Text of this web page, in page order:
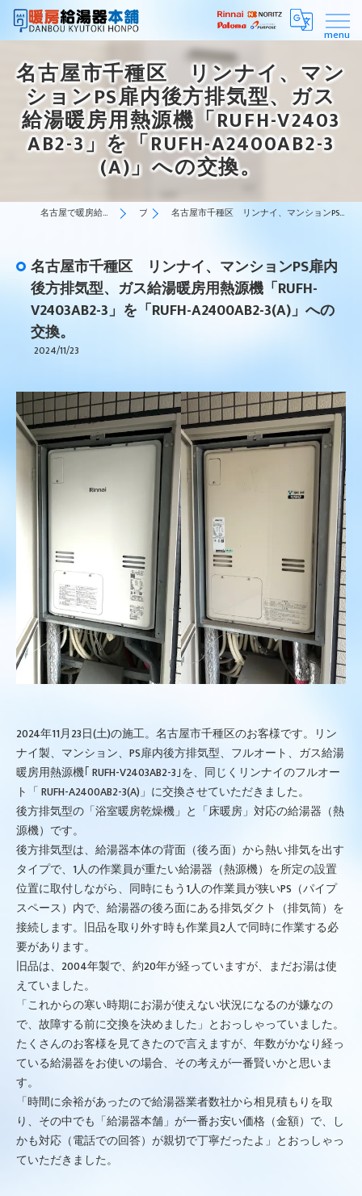
名古屋市千種区 リンナイ、マン
ションPS扉内後方排気型、ガス
給湯暖房用熱源機「RUFH-V2403
AB2-3」を「RUFH-A2400AB2-3
(A)」への交換。
名古屋で暖房給湯器はスピーディーな対応の暖房給湯器本舗 ブログ 名古屋市千種区 リンナイ、マンションPS扉内後方排気型、ガス給湯暖房用熱源機「RUFH-V2403AB2-3」を「RUFH-A2400AB2-3(A)」への交換。
名古屋市千種区 リンナイ、マンションPS扉内
後方排気型、ガス給湯暖房用熱源機「RUFH-
V2403AB2-3」を「RUFH-A2400AB2-3(A)」への
交換。
2024/11/23
2024年11月23日(土)の施工。名古屋市千種区のお客様です。リン
ナイ製、マンション、PS扉内後方排気型、フルオート、ガス給湯
暖房用熱源機｢ RUFH-V2403AB2-3｣を、同じくリンナイのフルオー
ト「 RUFH-A2400AB2-3(A)」に交換させていただきました。
後方排気型の「浴室暖房乾燥機」と「床暖房」対応の給湯器（熱
源機）です。
後方排気型は、給湯器本体の背面（後ろ面）から熱い排気を出す
タイプで、1人の作業員が重たい給湯器（熱源機）を所定の設置
位置に取付しながら、同時にもう1人の作業員が狭いPS（パイプ
スペース）内で、給湯器の後ろ面にある排気ダクト（排気筒）を
接続します。旧品を取り外す時も作業員2人で同時に作業する必
要があります。
旧品は、2004年製で、約20年が経っていますが、まだお湯は使
えていました。
「これからの寒い時期にお湯が使えない状況になるのが嫌なの
で、故障する前に交換を決めました」とおっしゃっていました。
たくさんのお客様を見てきたので言えますが、年数がかなり経っ
ている給湯器をお使いの場合、その考えが一番賢いかと思いま
す。
「時間に余裕があったので給湯器業者数社から相見積もりを取
り、その中でも「給湯器本舗」が一番お安い価格（金額）で、し
かも対応（電話での回答）が親切で丁寧だったよ」とおっしゃっ
ていただきました。